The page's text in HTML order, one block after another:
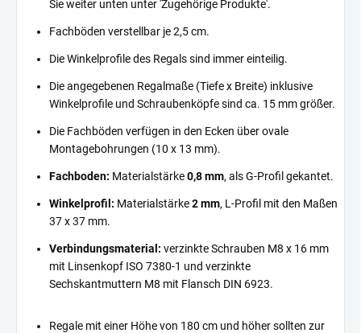
Sie weiter unten unter 'Zugehörige Produkte'.
Fachböden verstellbar je 2,5 cm.
Die Winkelprofile des Regals sind immer einteilig.
Die angegebenen Regalmaße (Tiefe x Breite) inklusive
Winkelprofile und Schraubenköpfe sind ca. 15 mm größer.
Die Fachböden verfügen in den Ecken über ovale
Montagebohrungen (10 x 13 mm).
Fachboden: Materialstärke0,8 mm, als G-Profil gekantet.
Winkelprofil: Materialstärke2 mm, L-Profil mit den Maßen
37 x 37 mm.
Verbindungsmaterial: verzinkte Schrauben M8 x 16 mm
mit Linsenkopf ISO 7380-1 und verzinkte
Sechskantmuttern M8 mit Flansch DIN 6923.
Regale mit einer Höhe von 180 cm und höher sollten zur